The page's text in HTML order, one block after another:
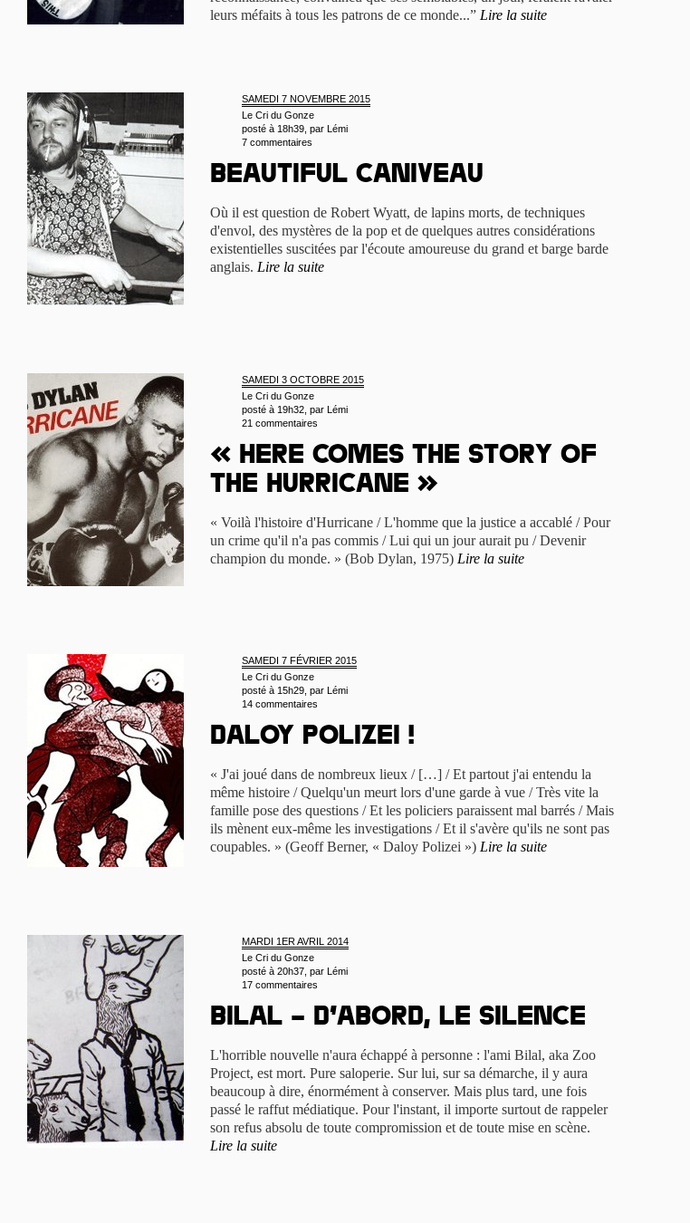
leurs méfaits à tous les patrons de ce monde...” Lire la suite
SAMEDI 7 NOVEMBRE 2015
Le Cri du Gonze
posté à 18h39, par Lémi
7 commentaires
Beautiful caniveau
Où il est question de Robert Wyatt, de lapins morts, de techniques
d'envol, des mystères de la pop et de quelques autres considérations
existentielles suscitées par l'écoute amoureuse du grand et barge barde
anglais. Lire la suite
SAMEDI 3 OCTOBRE 2015
Le Cri du Gonze
posté à 19h32, par Lémi
21 commentaires
« Here comes the story of
the Hurricane »
« Voilà l'histoire d'Hurricane / L'homme que la justice a accablé / Pour
un crime qu'il n'a pas commis / Lui qui un jour aurait pu / Devenir
champion du monde. » (Bob Dylan, 1975) Lire la suite
SAMEDI 7 FÉVRIER 2015
Le Cri du Gonze
posté à 15h29, par Lémi
14 commentaires
Daloy Polizei !
« J'ai joué dans de nombreux lieux / […] / Et partout j'ai entendu la
même histoire / Quelqu'un meurt lors d'une garde à vue / Très vite la
famille pose des questions / Et les policiers paraissent mal barrés / Mais
ils mènent eux-même les investigations / Et il s'avère qu'ils ne sont pas
coupables. » (Geoff Berner, « Daloy Polizei ») Lire la suite
MARDI 1ER AVRIL 2014
Le Cri du Gonze
posté à 20h37, par Lémi
17 commentaires
Bilal – d’abord, le silence
L'horrible nouvelle n'aura échappé à personne : l'ami Bilal, aka Zoo
Project, est mort. Pure saloperie. Sur lui, sur sa démarche, il y aura
beaucoup à dire, énormément à conserver. Mais plus tard, une fois
passé le raffut médiatique. Pour l'instant, il importe surtout de rappeler
son refus absolu de toute compromission et de toute mise en scène.
Lire la suite